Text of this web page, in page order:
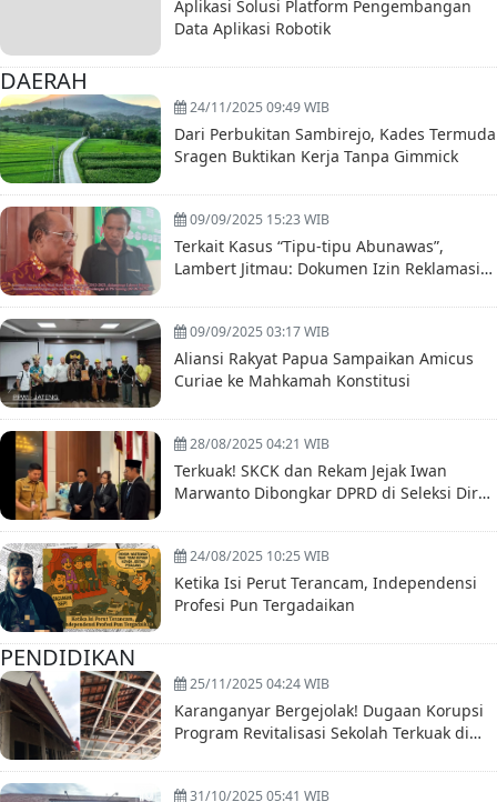
Aplikasi Solusi Platform Pengembangan
Data Aplikasi Robotik
DAERAH
24/11/2025 09:49 WIB
Dari Perbukitan Sambirejo, Kades Termuda
Sragen Buktikan Kerja Tanpa Gimmick
09/09/2025 15:23 WIB
Terkait Kasus “Tipu-tipu Abunawas”,
Lambert Jitmau: Dokumen Izin Reklamasi
09/09/2025 03:17 WIB
Aliansi Rakyat Papua Sampaikan Amicus
Curiae ke Mahkamah Konstitusi
28/08/2025 04:21 WIB
Terkuak! SKCK dan Rekam Jejak Iwan
Marwanto Dibongkar DPRD di Seleksi Dirut
24/08/2025 10:25 WIB
Ketika Isi Perut Terancam, Independensi
Profesi Pun Tergadaikan
PENDIDIKAN
25/11/2025 04:24 WIB
Karanganyar Bergejolak! Dugaan Korupsi
Program Revitalisasi Sekolah Terkuak di
31/10/2025 05:41 WIB